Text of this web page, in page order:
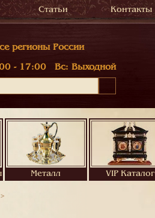
Статьи Контакты
регионы России
- 17:00 Вс: Выходной
Металл VIP Каталог